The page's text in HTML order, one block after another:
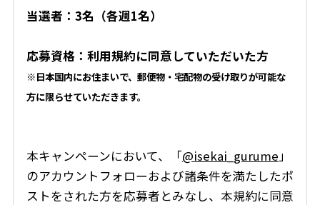
当選者：3名（各週1名）
応募資格：利用規約に同意していただいた方
※日本国内にお住まいで、郵便物・宅配物の受け取りが可能な
方に限らせていただきます。
本キャンペーンにおいて、「@isekai_gurume 」
のアカウントフォローおよび諸条件を満たしたポ
ストをされた方を応募者とみなし、本規約に同意